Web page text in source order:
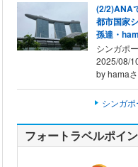
(2/2)ANA
都市国家
孫達・
ファリ、
シンガポ
2025/08/
by hama
シンガ
フォートラベルポイ